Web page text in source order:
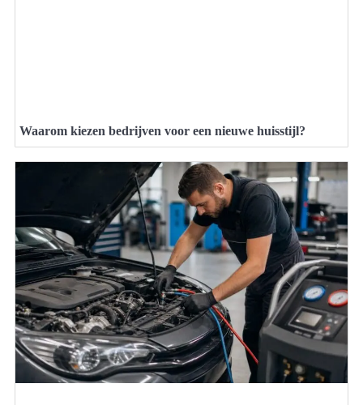
Waarom kiezen bedrijven voor een nieuwe huisstijl?